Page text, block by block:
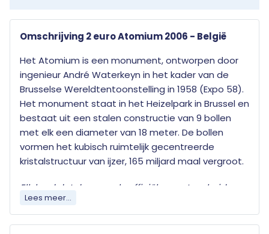
Omschrijving 2 euro Atomium 2006 - België
Het Atomium is een monument, ontworpen door
ingenieur André Waterkeyn in het kader van de
Brusselse Wereldtentoonstelling in 1958 (Expo 58).
Het monument staat in het Heizelpark in Brussel en
bestaat uit een stalen constructie van 9 bollen
met elk een diameter van 18 meter. De bollen
vormen het kubisch ruimtelijk gecentreerde
kristalstructuur van ijzer, 165 miljard maal vergroot.
Elk land dat de euro als officiële munteenheid
heeft mag jaarlijks twee herdenkingsmunten
uitgeven. Wat deze herdenkingsmunten
Lees meer...